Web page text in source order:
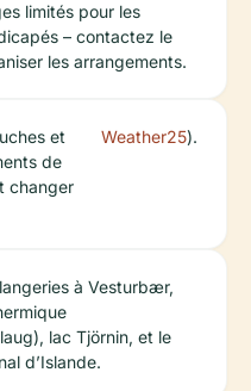
limités pour les
– contactez le
les arrangements.
et
de
changer
Weather25).
à Vesturbær,
lac Tjörnin, et le
d’Islande.